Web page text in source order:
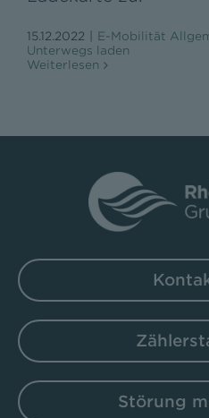
15.12.2022 E-Mobilität
Unterwegs laden
Weiterlesen
Störung